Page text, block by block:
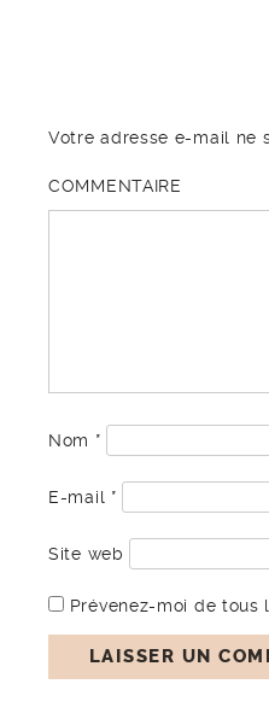
Votre adresse e-mail ne
COMMENTAIRE
Nom *
E-mail *
Site web
Prévenez-moi de tous